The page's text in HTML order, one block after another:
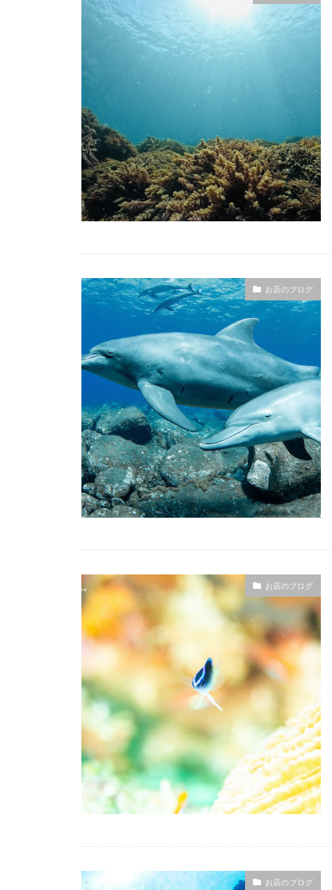
お店のブログ
お店のブログ
お店のブログ